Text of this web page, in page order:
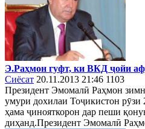
Э.Раҳмон гуфт, ки ВКД ҷойи
Сиёсат 20.11.2013 21:46 1103
Президент Эмомалӣ Раҳмон
умури дохилаи Тоҷикистон рӯзи
ҳама ҷинояткорон дар пеши
диҳанд.Президент Эмомалӣ